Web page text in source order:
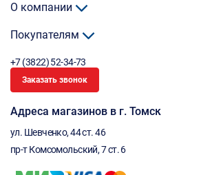
О компании
Покупателям
+7 (3822) 52-34-73
Заказать звонок
Адреса магазинов в г. Томск
ул. Шевченко, 44 ст. 46
пр-т Комсомольский, 7 ст. 6